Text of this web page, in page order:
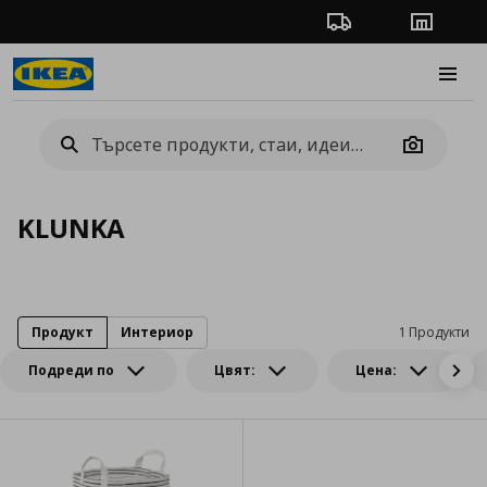
Проследяване на
Camera
KLUNKA
Подреди по Цвят: Цена:
1 Продукти
Продукт Интериор